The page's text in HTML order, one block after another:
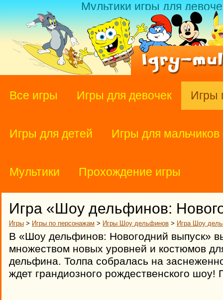
Мультики игры для
Все игры Игры для девочек Игры
Игры для детей Игры для мальчиков
Мультики Прохождение игры
Игра «Шоу дельфинов:
Игры > Игры по персонажам > Игры Шоу дельфинов > Игра Шоу
В «Шоу дельфинов: Новогодний выпуск»
множеством новых уровней и костюмов
дельфина. Толпа собралась на
ждет грандиозного рождественского шоу!